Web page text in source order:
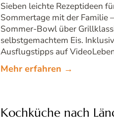
Sieben leichte Rezeptideen
Sommertage mit der Familie
Sommer-Bowl über
selbstgemachtem Eis.
Ausflugstipps auf
Mehr erfahren →
Kochküche nach